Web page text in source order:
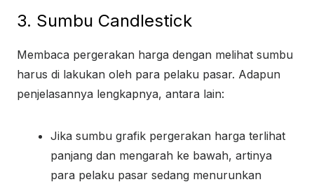
3. Sumbu Candlestick
Membaca pergerakan harga dengan melihat sumbu
harus di lakukan oleh para pelaku pasar. Adapun
penjelasannya lengkapnya, antara lain:
Jika sumbu grafik pergerakan harga terlihat
panjang dan mengarah ke bawah, artinya
para pelaku pasar sedang menurunkan